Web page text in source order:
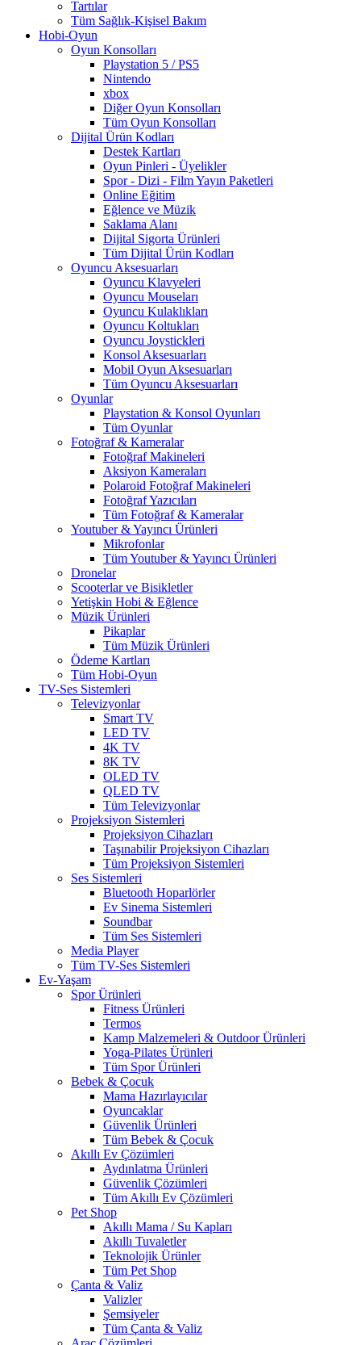
Tartılar
Tüm Sağlık-Kişisel Bakım
Hobi-Oyun
Oyun Konsolları
Playstation 5 / PS5
Nintendo
xbox
Diğer Oyun Konsolları
Tüm Oyun Konsolları
Dijital Ürün Kodları
Destek Kartları
Oyun Pinleri - Üyelikler
Spor - Dizi - Film Yayın Paketleri
Online Eğitim
Eğlence ve Müzik
Saklama Alanı
Dijital Sigorta Ürünleri
Tüm Dijital Ürün Kodları
Oyuncu Aksesuarları
Oyuncu Klavyeleri
Oyuncu Mouseları
Oyuncu Kulaklıkları
Oyuncu Koltukları
Oyuncu Joystickleri
Konsol Aksesuarları
Mobil Oyun Aksesuarları
Tüm Oyuncu Aksesuarları
Oyunlar
Playstation & Konsol Oyunları
Tüm Oyunlar
Fotoğraf & Kameralar
Fotoğraf Makineleri
Aksiyon Kameraları
Polaroid Fotoğraf Makineleri
Fotoğraf Yazıcıları
Tüm Fotoğraf & Kameralar
Youtuber & Yayıncı Ürünleri
Mikrofonlar
Tüm Youtuber & Yayıncı Ürünleri
Dronelar
Scooterlar ve Bisikletler
Yetişkin Hobi & Eğlence
Müzik Ürünleri
Pikaplar
Tüm Müzik Ürünleri
Ödeme Kartları
Tüm Hobi-Oyun
TV-Ses Sistemleri
Televizyonlar
Smart TV
LED TV
4K TV
8K TV
OLED TV
QLED TV
Tüm Televizyonlar
Projeksiyon Sistemleri
Projeksiyon Cihazları
Taşınabilir Projeksiyon Cihazları
Tüm Projeksiyon Sistemleri
Ses Sistemleri
Bluetooth Hoparlörler
Ev Sinema Sistemleri
Soundbar
Tüm Ses Sistemleri
Media Player
Tüm TV-Ses Sistemleri
Ev-Yaşam
Spor Ürünleri
Fitness Ürünleri
Termos
Kamp Malzemeleri & Outdoor Ürünleri
Yoga-Pilates Ürünleri
Tüm Spor Ürünleri
Bebek & Çocuk
Mama Hazırlayıcılar
Oyuncaklar
Güvenlik Ürünleri
Tüm Bebek & Çocuk
Akıllı Ev Çözümleri
Aydınlatma Ürünleri
Güvenlik Çözümleri
Tüm Akıllı Ev Çözümleri
Pet Shop
Akıllı Mama / Su Kapları
Akıllı Tuvaletler
Teknolojik Ürünler
Tüm Pet Shop
Çanta & Valiz
Valizler
Şemsiyeler
Tüm Çanta & Valiz